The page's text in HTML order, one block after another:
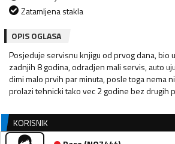
Zatamljena stakla
OPIS OGLASA
Posjeduje servisnu knjigu od prvog dana, bio
zadnjih 8 godina, odradjen mali servis, auto
dimi malo prvih par minuta, posle toga nema
prolazi tehnicki tako vec 2 godine bez drugih
KORISNIK